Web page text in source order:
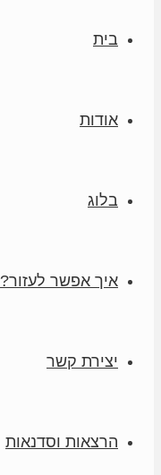
בית
אודות
בלוג
איך אפשר לעזור?
יצירת קשר
הרצאות וסדנאות